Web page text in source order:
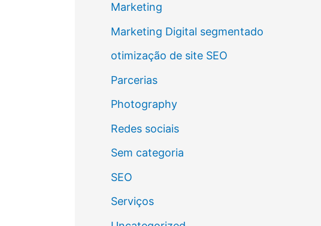
Marketing
Marketing Digital segmentado
otimização de site SEO
Parcerias
Photography
Redes sociais
Sem categoria
SEO
Serviços